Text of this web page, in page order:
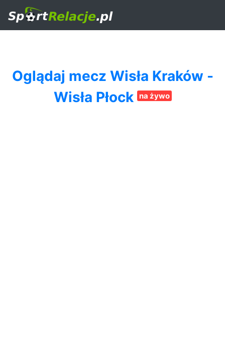
Oglądaj mecz Wisła Kraków -
Wisła Płock
na żywo